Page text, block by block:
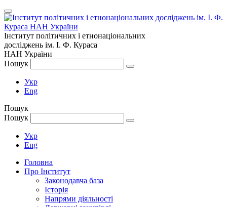
Інститут політичних і етнонаціональних
досліджень ім. І. Ф. Кураса
НАН України
Пошук
Укр
Eng
Пошук
Пошук
Укр
Eng
Головна
Про Інститут
Законодавча база
Історія
Напрями діяльності